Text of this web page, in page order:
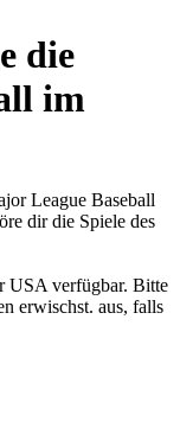
die
im
League Baseball
dir die Spiele des
USA verfügbar. Bitte
erwischst. aus, falls